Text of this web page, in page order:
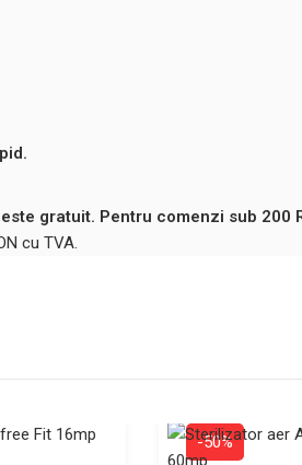
gratuit. Pentru comenzi sub 200
cu TVA.
-50%